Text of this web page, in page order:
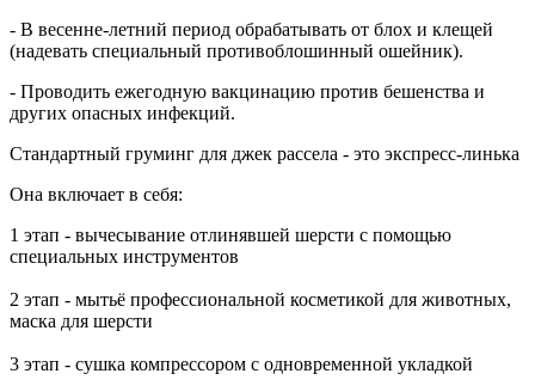
- В весенне-летний период обрабатывать от блох и клещей
(надевать специальный противоблошинный ошейник).
- Проводить ежегодную вакцинацию против бешенства и
других опасных инфекций.
Стандартный груминг для джек рассела - это экспресс-линька
Она включает в себя:
1 этап - вычесывание отлинявшей шерсти с помощью
специальных инструментов
2 этап - мытьё профессиональной косметикой для животных,
маска для шерсти
3 этап - сушка компрессором с одновременной укладкой